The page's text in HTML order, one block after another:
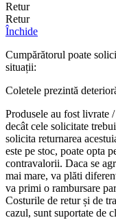
Retur
Retur
Închide
Cumpărătorul poate
situații:
Coletele prezintă
Produsele au fost livrate
decât cele solicitate
solicita returnarea
este pe stoc, poate opta
contravalorii. Daca se
mai mare, va plăti
va primi o rambursare
Costurile de retur și de
cazul, sunt suportate de